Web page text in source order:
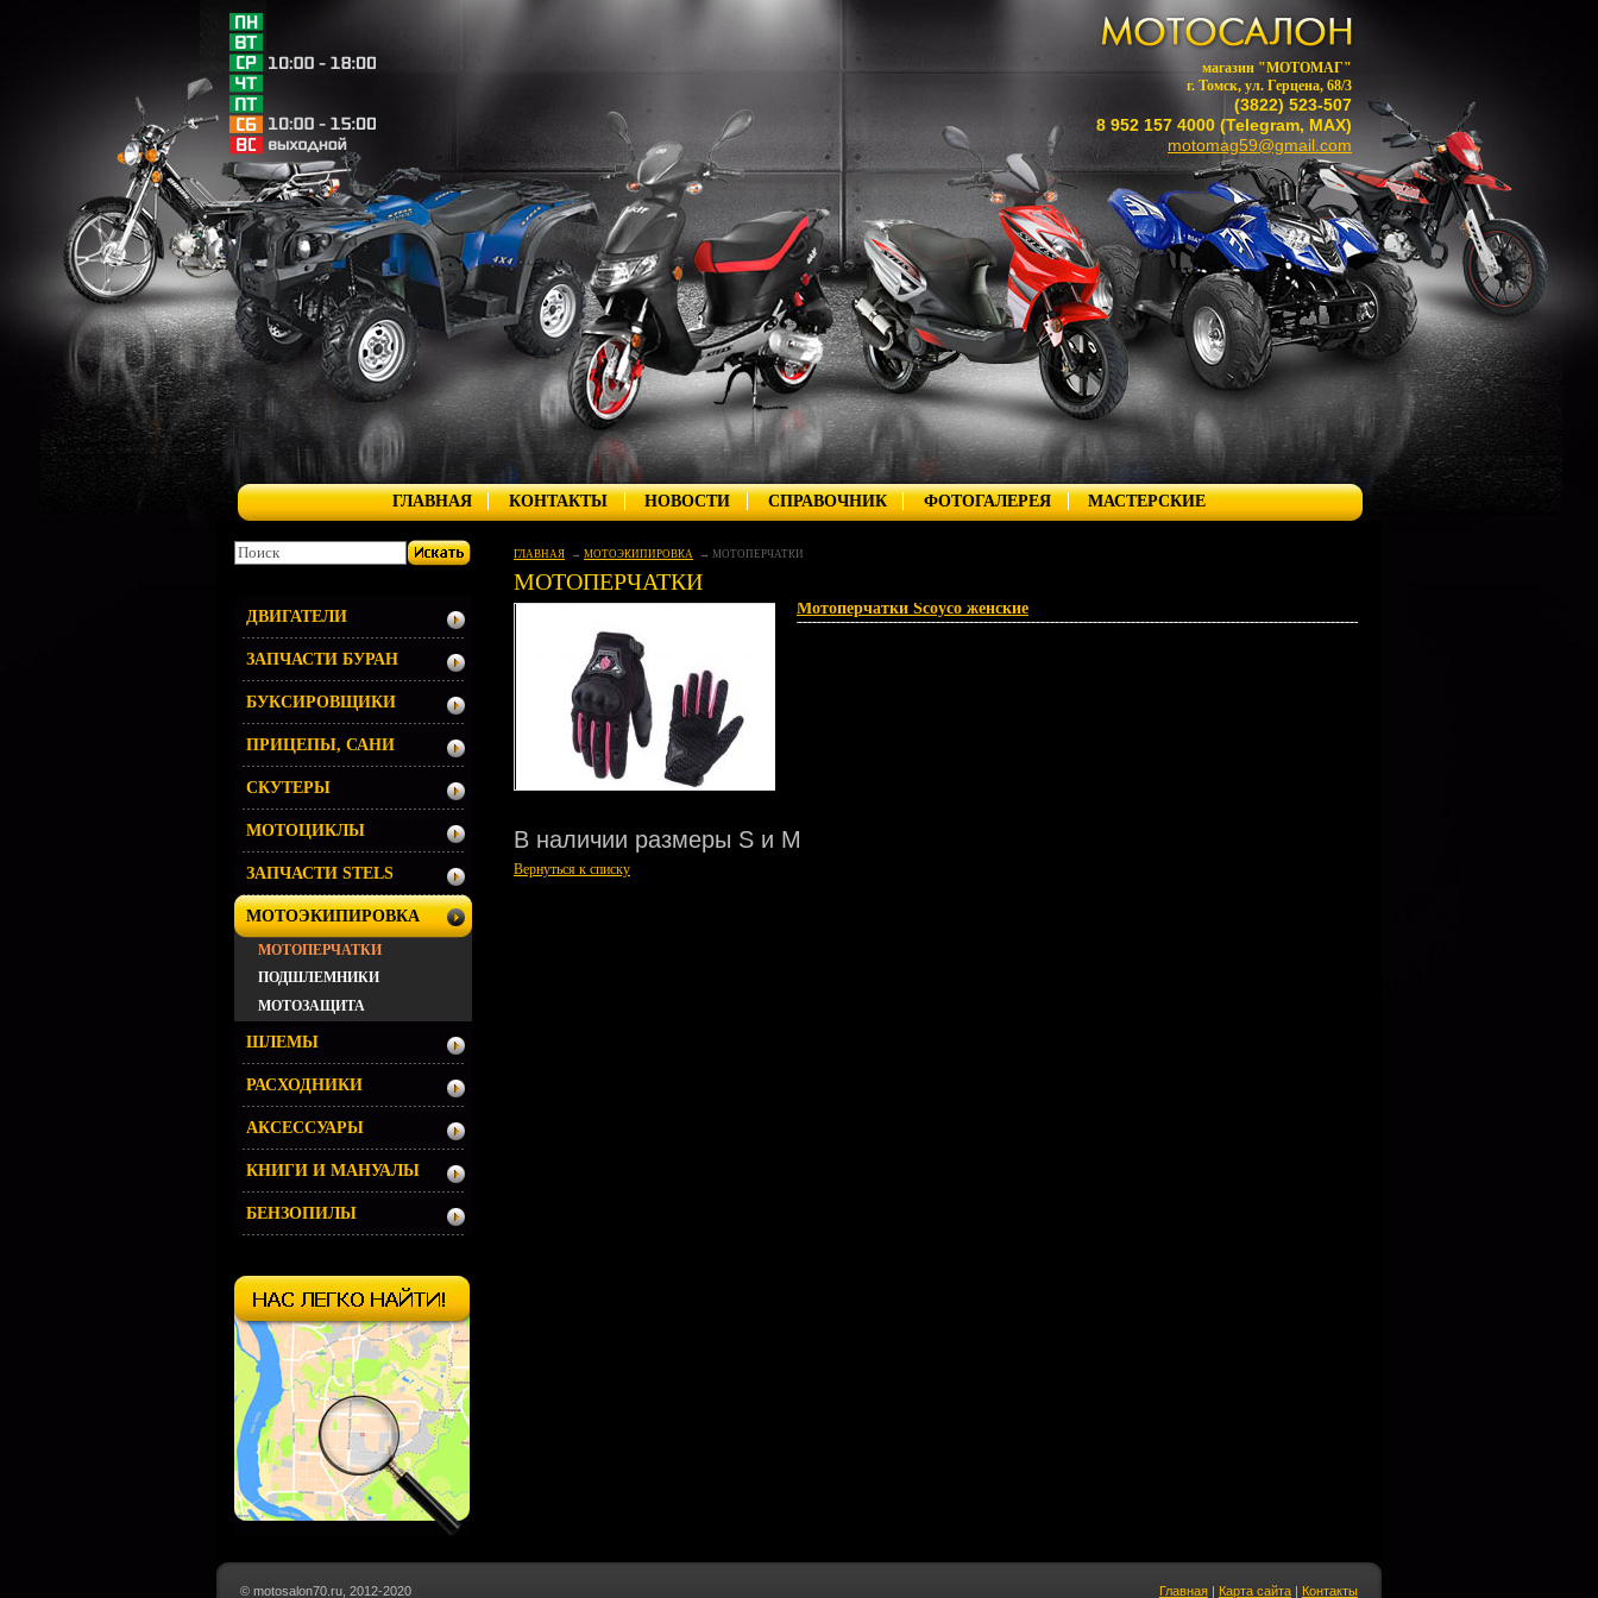
магазин "МОТОМАГ"
г. Томск, ул. Герцена, 68/3
(3822) 523-507
8 952 157 4000 (Telegram, MAX)
motomag59@gmail.com
ГЛАВНАЯ КОНТАКТЫ НОВОСТИ СПРАВОЧНИК ФОТОГАЛЕРЕЯ МАСТЕРСКИЕ
ГЛАВНАЯ МОТОЭКИПИРОВКА МОТОПЕРЧАТКИ
МОТОПЕРЧАТКИ
Мотоперчатки Scoyco женские
В наличии размеры S и М
Вернуться к списку
ДВИГАТЕЛИ
ЗАПЧАСТИ БУРАН
БУКСИРОВЩИКИ
ПРИЦЕПЫ, САНИ
СКУТЕРЫ
МОТОЦИКЛЫ
ЗАПЧАСТИ STELS
МОТОЭКИПИРОВКА
МОТОПЕРЧАТКИ
ПОДШЛЕМНИКИ
МОТОЗАЩИТА
ШЛЕМЫ
РАСХОДНИКИ
АКСЕССУАРЫ
КНИГИ И МАНУАЛЫ
БЕНЗОПИЛЫ
© motosalon70.ru, 2012-2020 Главная| Карта сайта| Контакты